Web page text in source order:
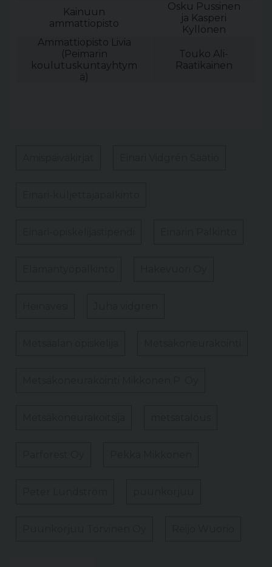
Kainuun
ammattiopisto
Osku Pussinen
ja Kasperi
Kyllönen
Ammattiopisto Livia
(Peimarin
koulutuskuntayhtym
ä)
Touko Ali-
Raatikainen